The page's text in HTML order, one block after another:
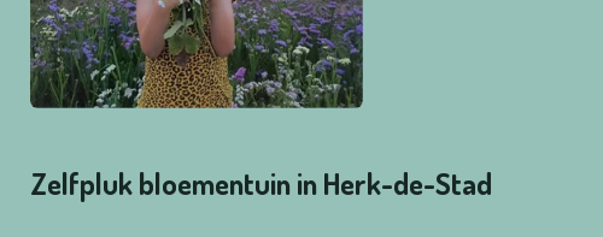
Zelfpluk bloementuin in Herk-de-Stad